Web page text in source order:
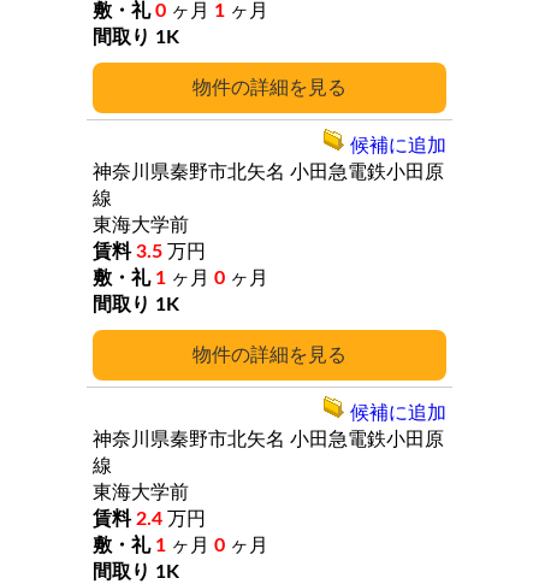
詳細
0 ヶ月 1 ヶ月
1K
詳細
神奈川県秦野市北矢名 小田急電鉄小田原
線
東海大学前
3.5 万円
1 ヶ月 0 ヶ月
1K
候補に追加
神奈川県秦野市北矢名 小田急電鉄小田原
線
東海大学前
2.4 万円
1 ヶ月 0 ヶ月
1K
候補に追加